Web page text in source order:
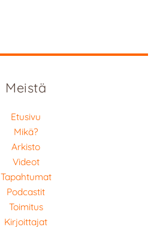
Meistä
Etusivu
Mikä?
Arkisto
Videot
Tapahtumat
Podcastit
Toimitus
Kirjoittajat